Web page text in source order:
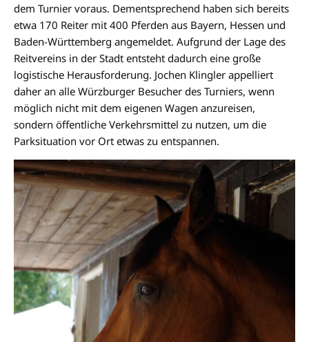
dem Turnier voraus. Dementsprechend haben sich bereits
etwa 170 Reiter mit 400 Pferden aus Bayern, Hessen und
Baden-Württemberg angemeldet. Aufgrund der Lage des
Reitvereins in der Stadt entsteht dadurch eine große
logistische Herausforderung. Jochen Klingler appelliert
daher an alle Würzburger Besucher des Turniers, wenn
möglich nicht mit dem eigenen Wagen anzureisen,
sondern öffentliche Verkehrsmittel zu nutzen, um die
Parksituation vor Ort etwas zu entspannen.